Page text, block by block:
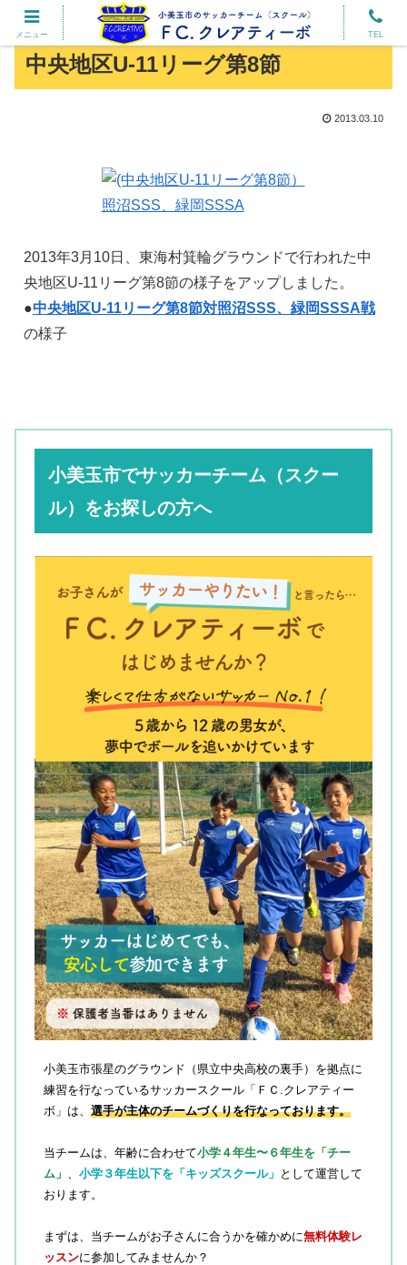
中央地区U-11リーグ第8節
2013.03.10
2013年3月10日、東海村箕輪グラウンドで行われた中
央地区U-11リーグ第8節の様子をアップしました。
●中央地区U-11リーグ第8節対照沼SSS、緑岡SSSA戦
の様子
小美玉市でサッカーチーム（スクー
ル）をお探しの方へ
小美玉市張星のグラウンド（県立中央高校の裏手）を拠点に
練習を行なっているサッカースクール「ＦＣ.クレアティー
ボ」は、 選手が主体のチームづくりを行なっております。
当チームは、年齢に合わせて小学４年生〜６年生を「チー
ム」
小学３年生以下を「キッズスクール」 として運営して
おります。
まずは、当チームがお子さんに合うかを確かめに無料体験レ
ッスンに参加してみませんか？
メニュー TEL